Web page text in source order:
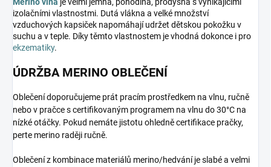
izolačními vlastnostmi. Dutá vlákna a velké množství
vzduchových kapsiček napomáhají udržet dětskou pokožku v
suchu a v teple. Díky těmto vlastnostem je vhodná dokonce i pro
ekzematiky.
ÚDRŽBA MERINO OBLEČENÍ
Oblečení doporučujeme prát pracím prostředkem na vlnu, ručně
nebo v pračce s certifikovaným programem na vlnu do 30°C na
nízké otáčky. Pokud nemáte jistotu ohledně certifikace pračky,
perte merino raději ručně.
Oblečení z kombinace materiálů merino/hedvání je slabé a velmi